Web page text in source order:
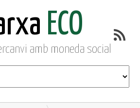
ECO
amb moneda social